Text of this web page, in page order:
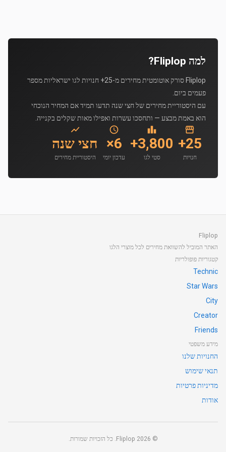
למה Fliplop?
Fliplop סורק אוטומטית מחירים מ-25+ חנויות לגו ישראליות מספר
פעמים ביום.
עם היסטוריית מחירים של חצי שנה תדעו תמיד אם המחיר הנוכחי
הוא באמת מבצע — ותחסכו עשרות ואפילו מאות שקלים בקנייה.
25+
חנויות
3,800+
סטי לגו
6×
עדכון יומי
חצי שנה
היסטוריית מחירים
Fliplop
האתר המוביל להשוואת מחירים לכל מוצרי הלגו
קטגוריות פופולריות
Technic
Star Wars
City
Creator
Friends
מידע משפטי
החנויות שלנו
תנאי שימוש
מדיניות פרטיות
אודות
©
2026